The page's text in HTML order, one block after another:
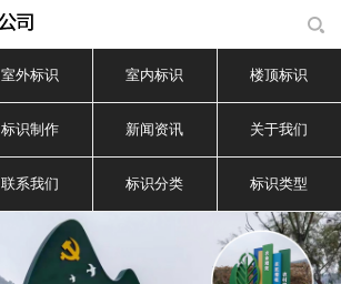
室外标识 室内标识 楼顶标识
标识制作 新闻资讯 关于我们
联系我们 标识分类 标识类型